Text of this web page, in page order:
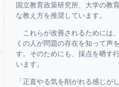
国立教育政策研究所、大学の教
な教え方を推奨しています。
これらが改善されるためには
くの人が問題の存在を知って声
す。そのためにも、採点を晒す
います。
「正直やる気を削がれる感じが